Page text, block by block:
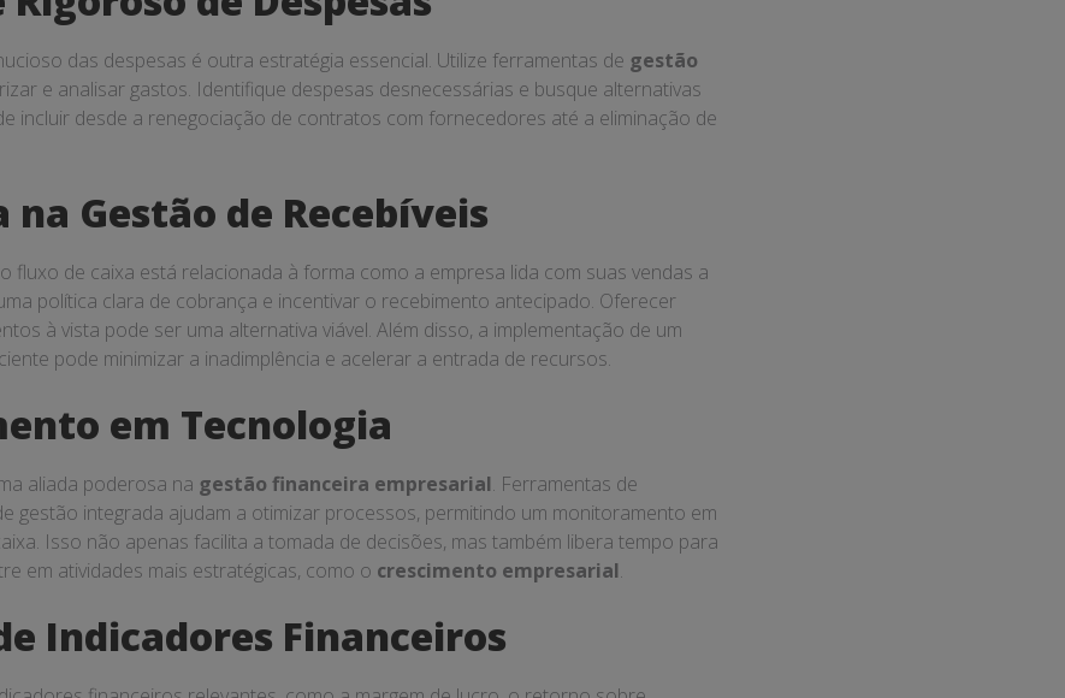
e Desenvolvimento de
da
e do desenvolvimento de líderes , as empresas podem capacitar
decisões financeiras mais informadas e estratégicas. Essa abordagem não
de Processos
é fundamental para uma gestão financeira
as empresas podem reduzir custos e aumentar a eficiência. Isso se traduz
de tecnologias de gestão financeira também pode facilitar essa otimização,
automatizem tarefas e melhorem a precisão dos dados financeiros.
é um componente vital para o sucesso empresarial. Ao adotar práticas